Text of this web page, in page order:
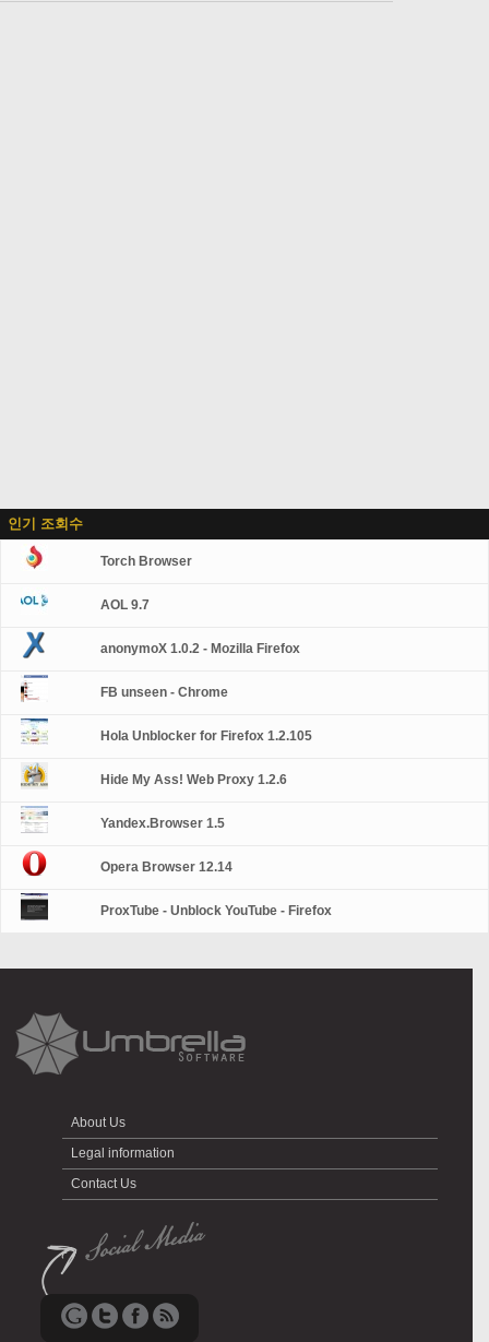
인기 조회수
Torch Browser
AOL 9.7
anonymoX 1.0.2 - Mozilla Firefox
FB unseen - Chrome
Hola Unblocker for Firefox 1.2.105
Hide My Ass! Web Proxy 1.2.6
Yandex.Browser 1.5
Opera Browser 12.14
ProxTube - Unblock YouTube - Firefox
About Us
Legal information
Contact Us